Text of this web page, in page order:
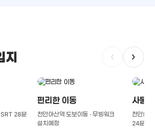
지 ‹ ›
28분
편리한 이동
천안아산역 도보이동 · 무빙워크
설치예정
사통
천안IC(
24분